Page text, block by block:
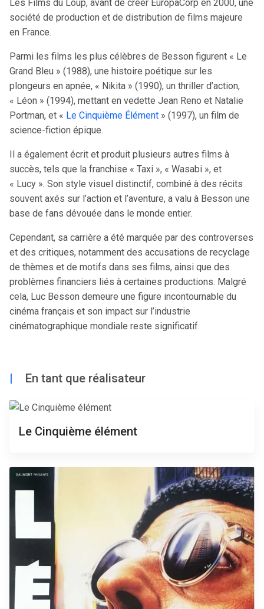
Les Films du Loup, avant de créer EuropaCorp en 2000, une
société de production et de distribution de films majeure
en France.
Parmi les films les plus célèbres de Besson figurent « Le
Grand Bleu » (1988), une histoire poétique sur les
plongeurs en apnée, « Nikita » (1990), un thriller d’action,
« Léon » (1994), mettant en vedette Jean Reno et Natalie
Portman, et « Le Cinquième Élément » (1997), un film de
science-fiction épique.
Il a également écrit et produit plusieurs autres films à
succès, tels que la franchise « Taxi », « Wasabi », et
« Lucy ». Son style visuel distinctif, combiné à des récits
souvent axés sur l’action et l’aventure, a valu à Besson une
base de fans dévouée dans le monde entier.
Cependant, sa carrière a été marquée par des controverses
et des critiques, notamment des accusations de recyclage
de thèmes et de motifs dans ses films, ainsi que des
problèmes financiers liés à certaines productions. Malgré
cela, Luc Besson demeure une figure incontournable du
cinéma français et son impact sur l’industrie
cinématographique mondiale reste significatif.
| En tant que réalisateur
Le Cinquième élément